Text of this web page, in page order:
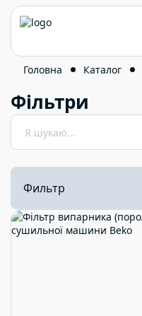
Головна Каталог
Фільтри
Я шукаю...
Фильтр
Ціна